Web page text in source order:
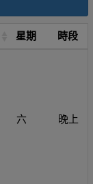
星期 時段
六 晚上